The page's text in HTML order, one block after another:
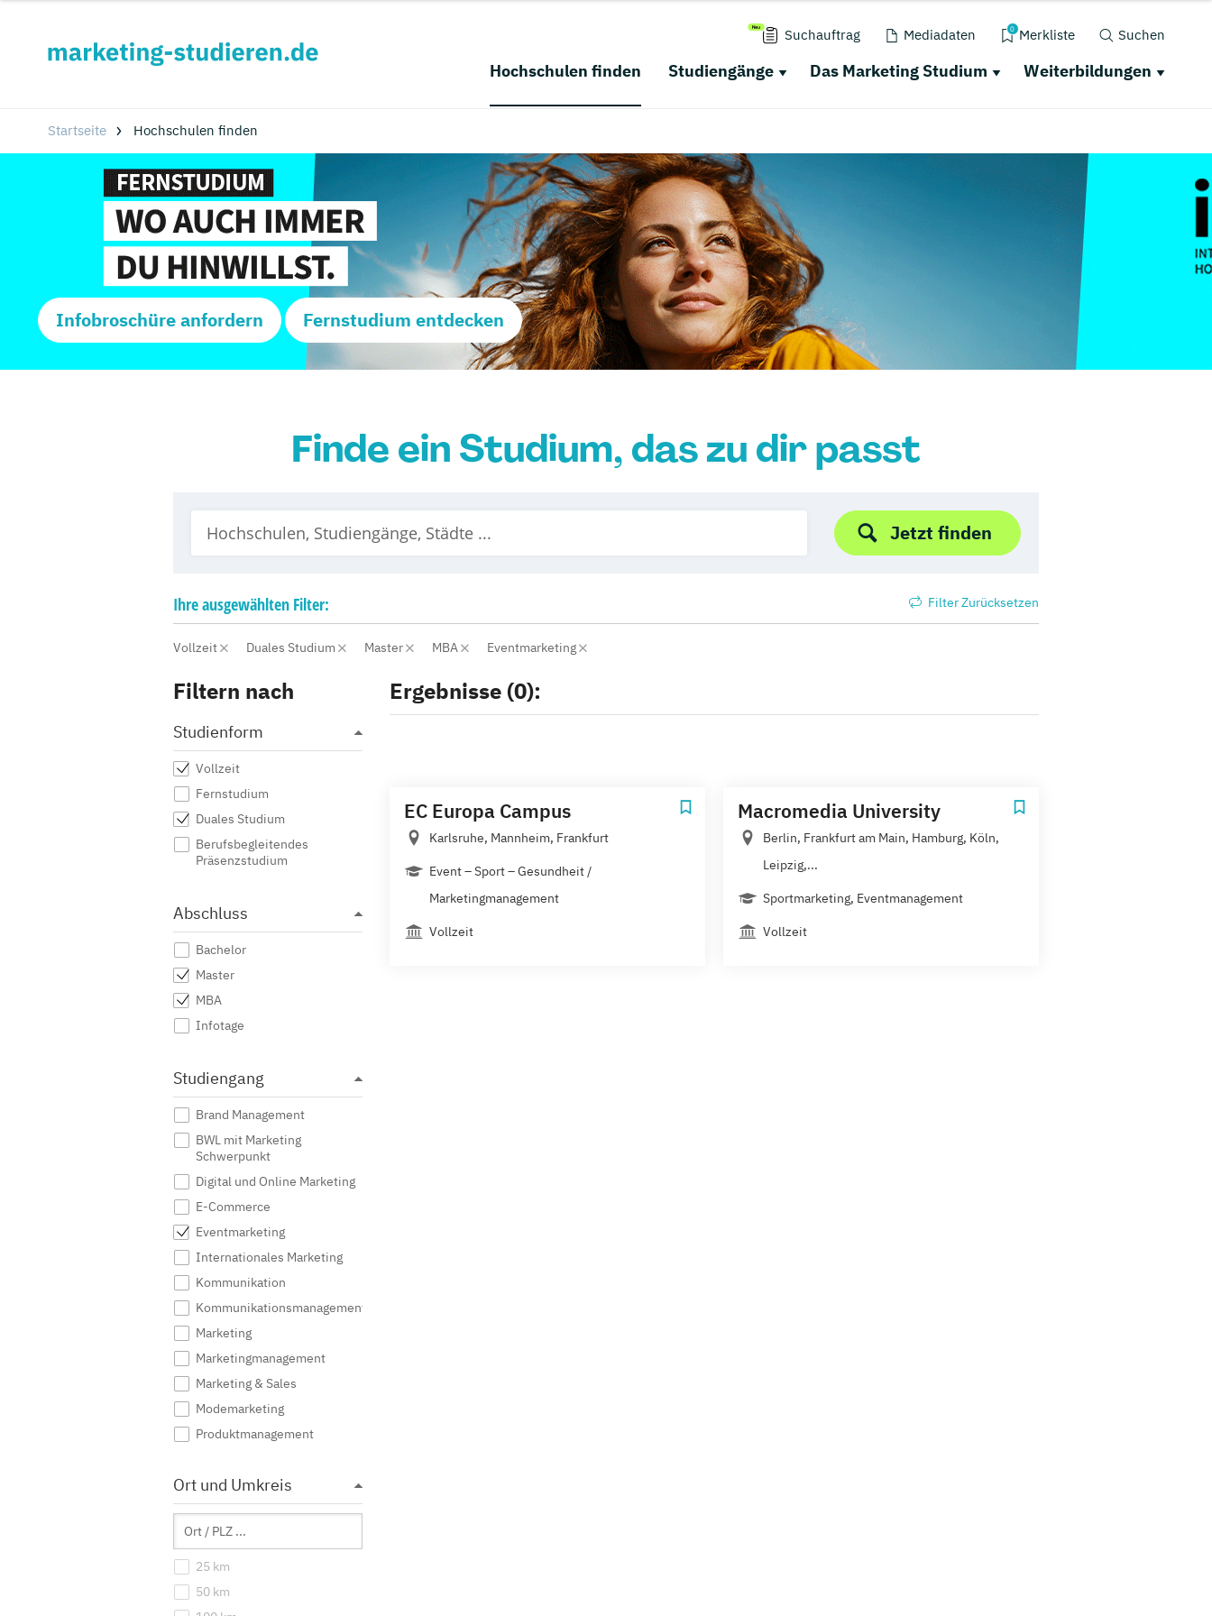
Suchauftrag Mediadaten 0 Merkliste Suchen
Hochschulen finden Studiengänge Das Marketing Studium Weiterbildungen
Startseite Hochschulen finden
Infobroschüre anfordern Fernstudium entdecken
Finde ein Studium, das zu dir passt
Jetzt finden
Ihreausgewählten Filter: Filter Zurücksetzen
Vollzeit Duales Studium Master MBA Eventmarketing
Filtern nach
Studienform
Vollzeit
Fernstudium
Duales Studium
Berufsbegleitendes
Präsenzstudium
Abschluss
Bachelor
Master
MBA
Infotage
Studiengang
Brand Management
BWL mit Marketing
Schwerpunkt
Digital und Online Marketing
E-Commerce
Eventmarketing
Internationales Marketing
Kommunikation
Kommunikationsmanagement
Marketing
Marketingmanagement
Marketing & Sales
Modemarketing
Produktmanagement
Sportmarketing
Tourismus Marketing
Unternehmenskommunikation
Werbung
Wirtschaftskommunikation
Ort und Umkreis
25 km
50 km
Ergebnisse (0):
EC Europa Campus
Karlsruhe, Mannheim, Frankfurt
Event – Sport – Gesundheit /
Marketingmanagement
Vollzeit
Macromedia University
Berlin, Frankfurt am Main, Hamburg, Köln,
Leipzig,...
Sportmarketing, Eventmanagement
Vollzeit